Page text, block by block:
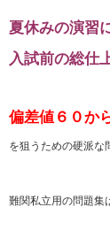
夏休みの演習
入試前の総仕
偏差値６０か
を狙うための硬派な
難関私立用の問題集